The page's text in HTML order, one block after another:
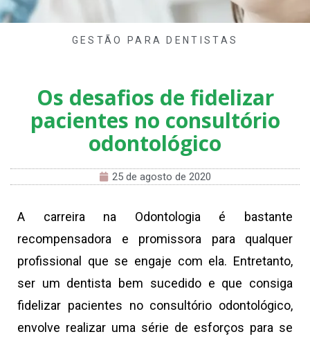
GESTÃO PARA DENTISTAS
Os desafios de fidelizar
pacientes no consultório
odontológico
25 de agosto de 2020
A carreira na Odontologia é bastante
recompensadora e promissora para qualquer
profissional que se engaje com ela. Entretanto,
ser um dentista bem sucedido e que consiga
fidelizar pacientes no consultório odontológico,
envolve realizar uma série de esforços para se